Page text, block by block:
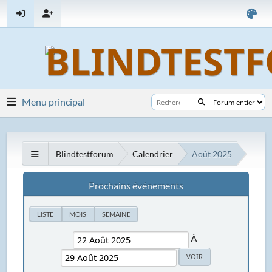
Menu principal
Blindtestforum Calendrier Août 2025
Prochains événements
LISTE MOIS SEMAINE
À